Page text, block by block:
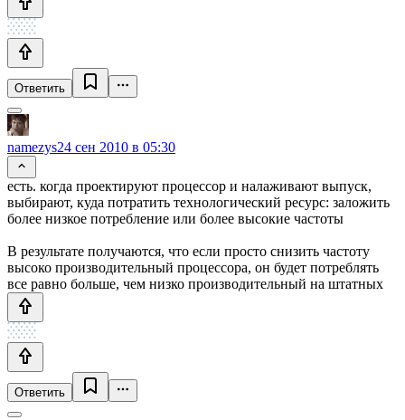
Ответить
namezys24 сен 2010 в 05:30
есть. когда проектируют процессор и налаживают выпуск,
выбирают, куда потратить технологический ресурс: заложить
более низкое потребление или более высокие частоты
В результате получаются, что если просто снизить частоту
высоко производительный процессора, он будет потреблять
все равно больше, чем низко производительный на штатных
Ответить